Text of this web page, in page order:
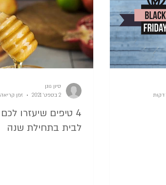
לבית בתחילת שנה
סיון גונן
2 בספט׳ 2021
זמן קריאה 4 דקות